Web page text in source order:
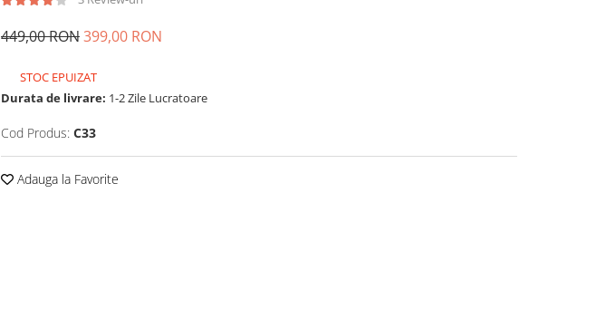
449,00 RON399,00 RON
STOC EPUIZAT
Durata de livrare: 1-2 Zile Lucratoare
Cod Produs: C33
Adauga la Favorite